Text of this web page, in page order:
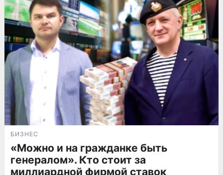
БИЗНЕС
«Можно и на гражданке быть
генералом». Кто стоит за
миллиардной фирмой ставок